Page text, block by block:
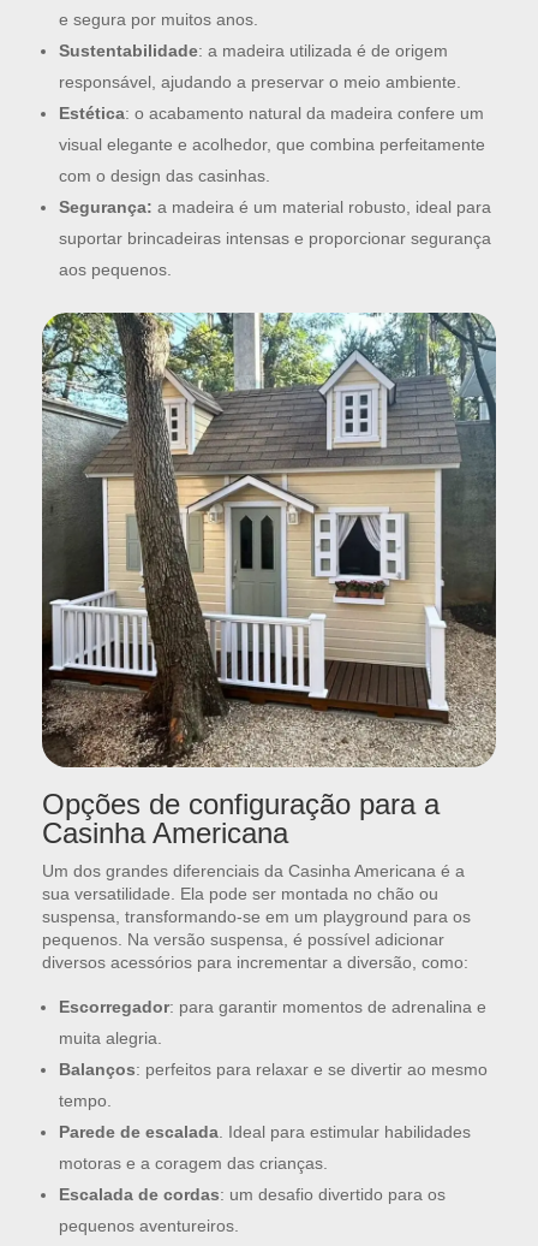
e segura por muitos anos.
Sustentabilidade: a madeira utilizada é de origem
responsável, ajudando a preservar o meio ambiente.
Estética: o acabamento natural da madeira confere um
visual elegante e acolhedor, que combina perfeitamente
com o design das casinhas.
Segurança: a madeira é um material robusto, ideal para
suportar brincadeiras intensas e proporcionar segurança
aos pequenos.
Opções de configuração para a
Casinha Americana
Um dos grandes diferenciais da Casinha Americana é a
sua versatilidade. Ela pode ser montada no chão ou
suspensa, transformando-se em um playground para os
pequenos. Na versão suspensa, é possível adicionar
diversos acessórios para incrementar a diversão, como:
Escorregador: para garantir momentos de adrenalina e
muita alegria.
Balanços: perfeitos para relaxar e se divertir ao mesmo
tempo.
Parede de escalada. Ideal para estimular habilidades
motoras e a coragem das crianças.
Escalada de cordas: um desafio divertido para os
pequenos aventureiros.